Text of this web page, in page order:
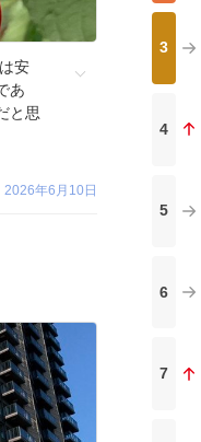
安
あ
と思
2026年6月10日
3
4
5
6
7